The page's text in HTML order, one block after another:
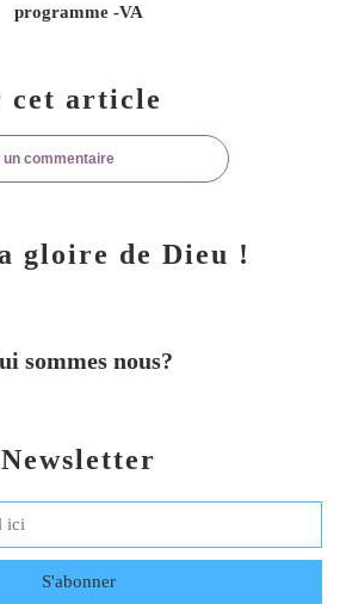
programme -VA
cet article
commentaire
Newsletter
gloire de Dieu !
sommes nous?